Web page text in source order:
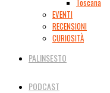
Toscana
EVENTI
RECENSIONI
CURIOSITÀ
PALINSESTO
PODCAST